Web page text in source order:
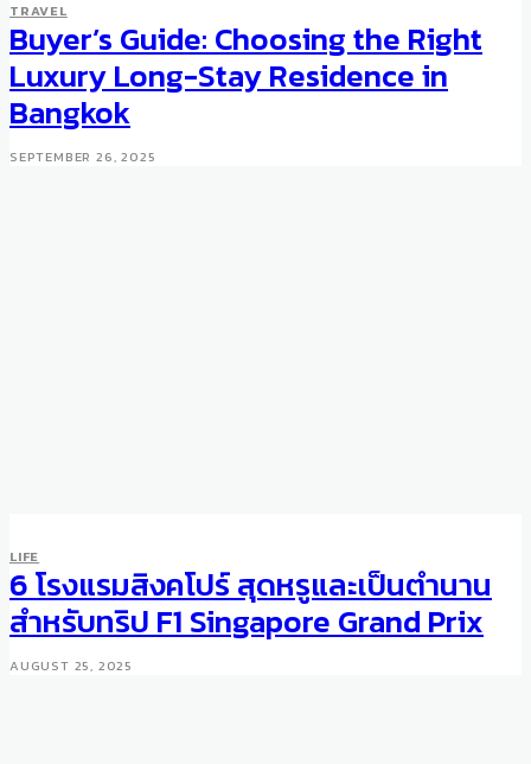
LIFE
5 Lovely and Inspiring Airbnb
Stays in Japan
TRAVEL
Buyer’s Guide: Choosing the Right
Luxury Long-Stay Residence in
Bangkok
SEPTEMBER 26, 2025
LIFE
6 โรงแรมสิงคโปร์ สุดหรูและเป็นตำนาน
สำหรับทริป F1 Singapore Grand Prix
AUGUST 25, 2025